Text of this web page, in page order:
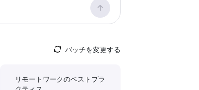
バッチを変更する
リモートワークのベストプラ